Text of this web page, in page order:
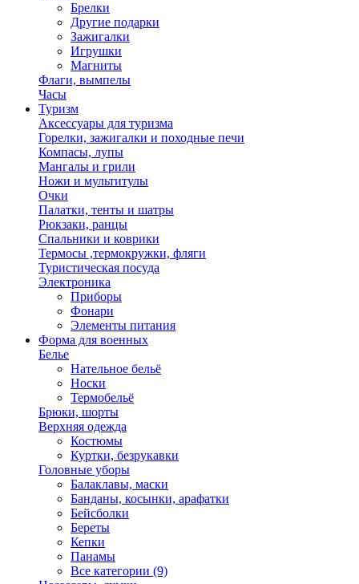
Брелки
Другие подарки
Зажигалки
Игрушки
Магниты
Флаги, вымпелы
Часы
Туризм
Аксессуары для туризма
Горелки, зажигалки и походные печи
Компасы, лупы
Мангалы и грили
Ножи и мультитулы
Очки
Палатки, тенты и шатры
Рюкзаки, ранцы
Спальники и коврики
Термосы ,термокружки, фляги
Туристическая посуда
Электроника
Приборы
Фонари
Элементы питания
Форма для военных
Белье
Нательное бельё
Носки
Термобельё
Брюки, шорты
Верхняя одежда
Костюмы
Куртки, безрукавки
Головные уборы
Балаклавы, маски
Банданы, косынки, арафатки
Бейсболки
Береты
Кепки
Панамы
Все категории (9)